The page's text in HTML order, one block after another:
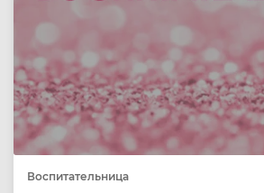
Воспитательница